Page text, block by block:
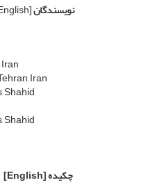
نویسندگان[English]
Iran
Shahid
Shahid
چکیده[English]